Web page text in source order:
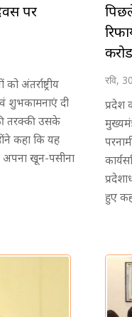
पर
अंतर्राष्ट्रीय
शुभकामनाएं दी
तरक्की उसके
कहा कि यह
अपना खून-पसीना
रवि,
प्रदेश
हुए